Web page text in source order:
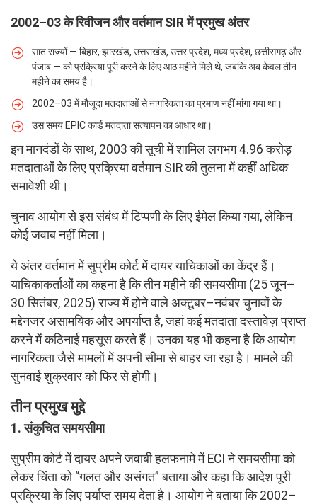
2002–03 के रिवीजन और वर्तमान SIR में प्रमुख अंतर
सात राज्यों — बिहार, झारखंड, उत्तराखंड, उत्तर प्रदेश, मध्य प्रदेश, छत्तीसगढ़ और
पंजाब — को प्रक्रिया पूरी करने के लिए आठ महीने मिले थे, जबकि अब केवल तीन
महीने का समय है।
2002–03 में मौजूदा मतदाताओं से नागरिकता का प्रमाण नहीं मांगा गया था।
उस समय EPIC कार्ड मतदाता सत्यापन का आधार था।
इन मानदंडों के साथ, 2003 की सूची में शामिल लगभग 4.96 करोड़
मतदाताओं के लिए प्रक्रिया वर्तमान SIR की तुलना में कहीं अधिक
समावेशी थी।
चुनाव आयोग से इस संबंध में टिप्पणी के लिए ईमेल किया गया, लेकिन
कोई जवाब नहीं मिला।
ये अंतर वर्तमान में सुप्रीम कोर्ट में दायर याचिकाओं का केंद्र हैं।
याचिकाकर्ताओं का कहना है कि तीन महीने की समयसीमा (25 जून–
30 सितंबर, 2025) राज्य में होने वाले अक्टूबर–नवंबर चुनावों के
मद्देनजर असामयिक और अपर्याप्त है, जहां कई मतदाता दस्तावेज़ प्राप्त
करने में कठिनाई महसूस करते हैं। उनका यह भी कहना है कि आयोग
नागरिकता जैसे मामलों में अपनी सीमा से बाहर जा रहा है। मामले की
सुनवाई शुक्रवार को फिर से होगी।
तीन प्रमुख मुद्दे
1. संकुचित समयसीमा
सुप्रीम कोर्ट में दायर अपने जवाबी हलफनामे में ECI ने समयसीमा को
लेकर चिंता को “गलत और असंगत” बताया और कहा कि आदेश पूरी
प्रक्रिया के लिए पर्याप्त समय देता है। आयोग ने बताया कि 2002–